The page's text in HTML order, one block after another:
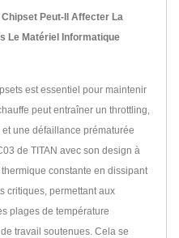
Peut-Il Affecter La
Le Matériel Informatique
est essentiel pour maintenir
peut entraîner un throttling,
une défaillance prématurée
de TITAN avec son design à
constante en dissipant
critiques, permettant aux
plages de température
travail soutenues. Cela se